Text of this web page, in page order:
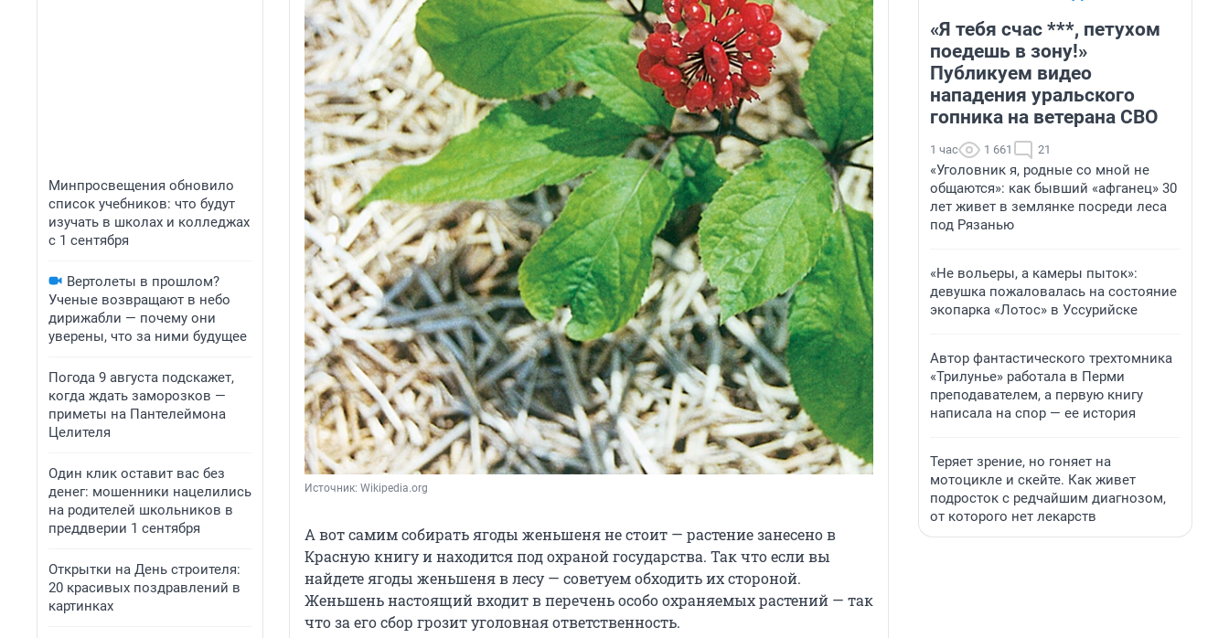
Минпросвещения обновило
список учебников: что будут
изучать в школах и колледжах
с 1 сентября
Вертолеты в прошлом?
Ученые возвращают в небо
дирижабли — почему они
уверены, что за ними будущее
Погода 9 августа подскажет,
когда ждать заморозков —
приметы на Пантелеймона
Целителя
Один клик оставит вас без
денег: мошенники нацелились
на родителей школьников в
преддверии 1 сентября
Открытки на День строителя:
20 красивых поздравлений в
картинках
Источник: Wikipedia.org
А вот самим собирать ягоды женьшеня не стоит — растение занесено в
Красную книгу и находится под охраной государства. Так что если вы
найдете ягоды женьшеня в лесу — советуем обходить их стороной.
Женьшень настоящий входит в перечень особо охраняемых растений — так
что за его сбор грозит уголовная ответственность.
«Я тебя счас ***, петухом
поедешь в зону!»
Публикуем видео
нападения уральского
гопника на ветерана СВО
1 час 1 661 21
«Уголовник я, родные со мной не
общаются»: как бывший «афганец» 30
лет живет в землянке посреди леса
под Рязанью
«Не вольеры, а камеры пыток»:
девушка пожаловалась на состояние
экопарка «Лотос» в Уссурийске
Автор фантастического трехтомника
«Трилунье» работала в Перми
преподавателем, а первую книгу
написала на спор — ее история
Теряет зрение, но гоняет на
мотоцикле и скейте. Как живет
подросток с редчайшим диагнозом,
от которого нет лекарств